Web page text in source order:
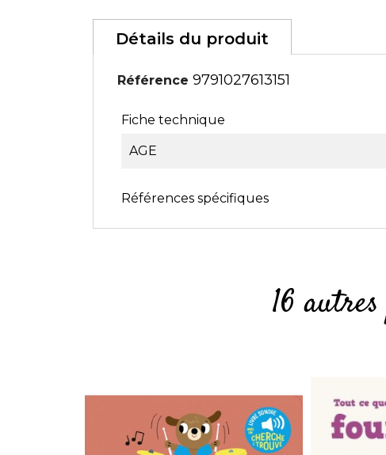
Détails du produit
Référence 9791027613151
Fiche technique
AGE
Références spécifiques
16